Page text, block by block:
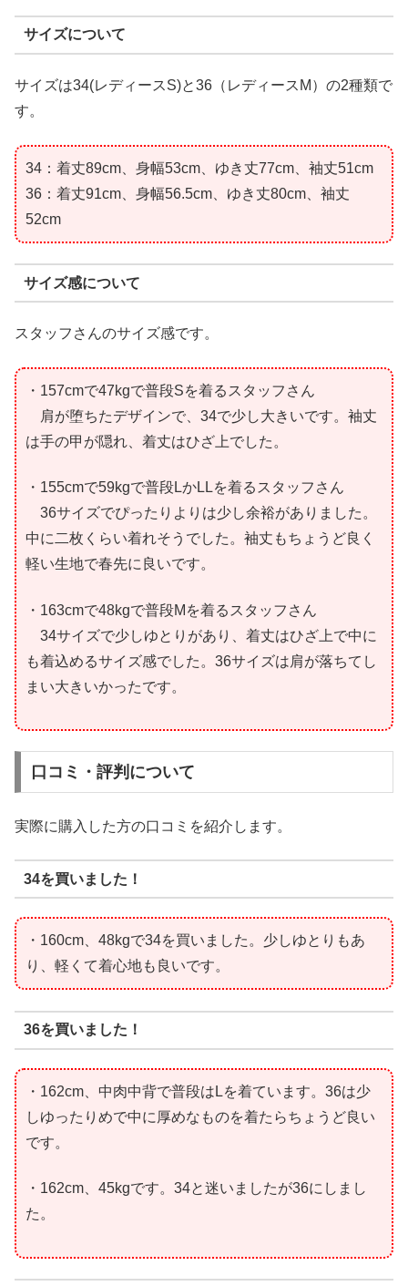
サイズについて
サイズは34(レディースS)と36（レディースM）の2種類で
す。
34：着丈89cm、身幅53cm、ゆき丈77cm、袖丈51cm
36：着丈91cm、身幅56.5cm、ゆき丈80cm、袖丈
52cm
サイズ感について
スタッフさんのサイズ感です。
・157cmで47kgで普段Sを着るスタッフさん
肩が堕ちたデザインで、34で少し大きいです。袖丈
は手の甲が隠れ、着丈はひざ上でした。
・155cmで59kgで普段LかLLを着るスタッフさん
36サイズでぴったりよりは少し余裕がありました。
中に二枚くらい着れそうでした。袖丈もちょうど良く
軽い生地で春先に良いです。
・163cmで48kgで普段Mを着るスタッフさん
34サイズで少しゆとりがあり、着丈はひざ上で中に
も着込めるサイズ感でした。36サイズは肩が落ちてし
まい大きいかったです。
口コミ・評判について
実際に購入した方の口コミを紹介します。
34を買いました！
・160cm、48kgで34を買いました。少しゆとりもあ
り、軽くて着心地も良いです。
36を買いました！
・162cm、中肉中背で普段はLを着ています。36は少
しゆったりめで中に厚めなものを着たらちょうど良い
です。
・162cm、45kgです。34と迷いましたが36にしまし
た。